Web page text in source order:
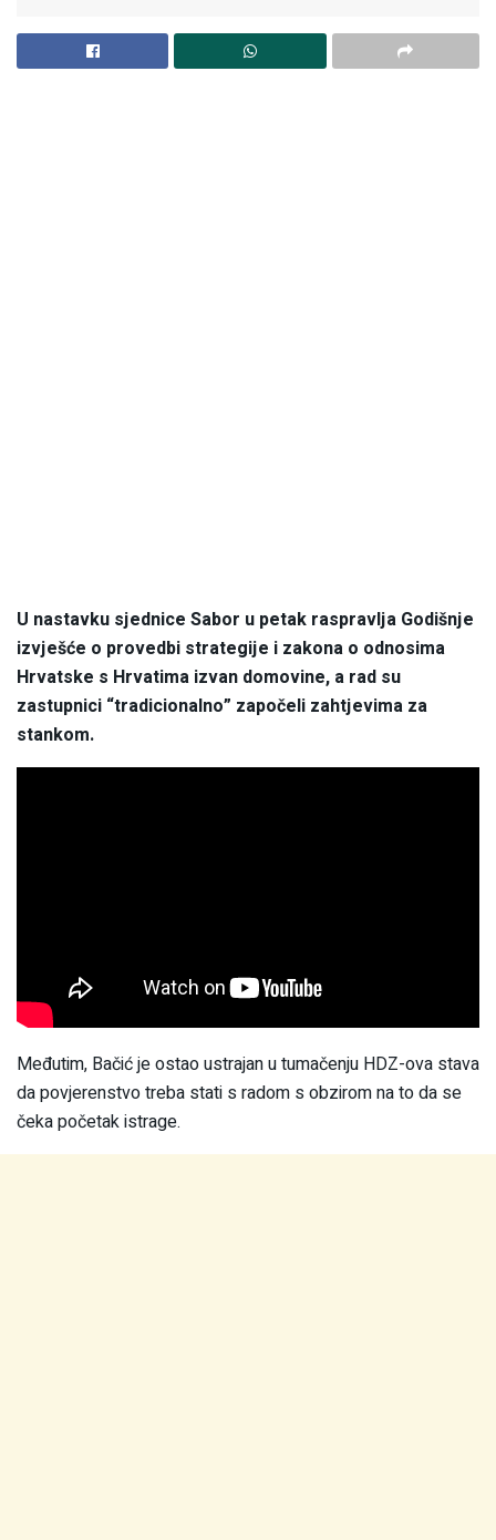
U nastavku sjednice Sabor u petak raspravlja Godišnje
izvješće o provedbi strategije i zakona o odnosima
Hrvatske s Hrvatima izvan domovine, a rad su
zastupnici “tradicionalno” započeli zahtjevima za
stankom.
Međutim, Bačić je ostao ustrajan u tumačenju HDZ-ova stava
da povjerenstvo treba stati s radom s obzirom na to da se
čeka početak istrage.